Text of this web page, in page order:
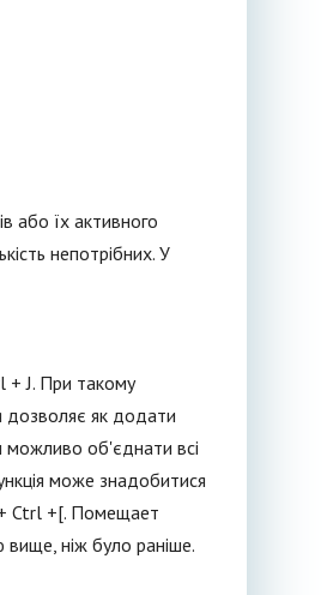
або їх активного
непотрібних. У
+ J. При такому
дозволяє як додати
можливо об'єднати всі
може знадобитися
+ Ctrl +[. Помещает
ніж було раніше.